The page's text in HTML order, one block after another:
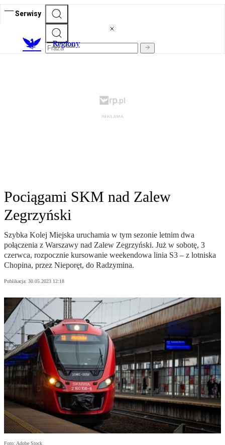
Serwisy
Regiony
Pociągami SKM nad Zalew
Zegrzyński
Szybka Kolej Miejska uruchamia w tym sezonie letnim dwa
połączenia z Warszawy nad Zalew Zegrzyński. Już w sobotę, 3
czerwca, rozpocznie kursowanie weekendowa linia S3 – z lotniska
Chopina, przez Nieporęt, do Radzymina.
Publikacja: 30.05.2023 12:18
Foto: Adobe Stock